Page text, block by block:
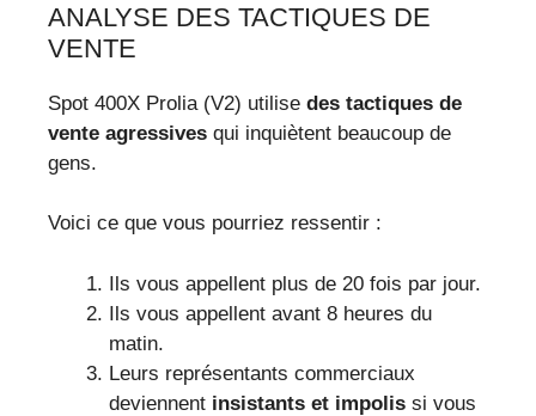
ANALYSE DES TACTIQUES DE
VENTE
Spot 400X Prolia (V2) utilise des tactiques de
vente agressives qui inquiètent beaucoup de
gens.
Voici ce que vous pourriez ressentir :
Ils vous appellent plus de 20 fois par jour.
Ils vous appellent avant 8 heures du
matin.
Leurs représentants commerciaux
deviennent insistants et impolis si vous